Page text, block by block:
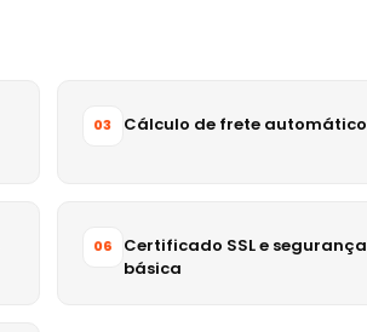
03 Cálculo de frete automático
06
Certificado SSL e segurança
básica